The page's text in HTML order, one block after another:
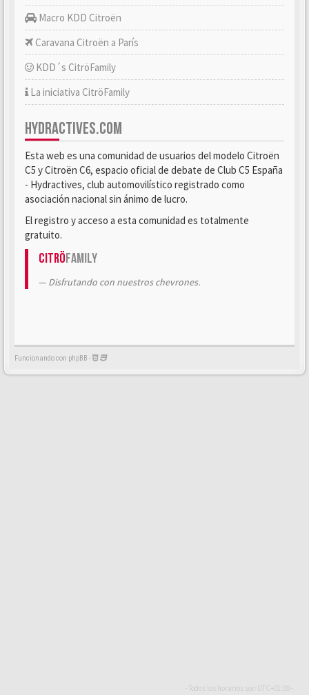
Macro KDD Citroën
Caravana Citroën a París
KDD´s CitröFamily
La iniciativa CitröFamily
HYDRACTIVES.COM
Esta web es una comunidad de usuarios del modelo Citroën
C5 y Citroën C6, espacio oficial de debate de Club C5 España
- Hydractives, club automovilístico registrado como
asociación nacional sin ánimo de lucro.
El registro y acceso a esta comunidad es totalmente
gratuito.
CitröFamily
Disfrutando con nuestros chevrones.
Funcionando con phpBB -
- Todos los horarios son UTC+01:00